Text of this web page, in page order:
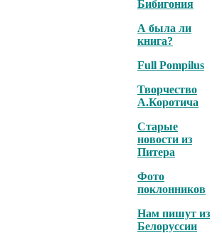
Бибигония
А была ли
книга?
Full Pompilus
Творчество
А.Коротича
Старые
новости из
Питера
Фото
поклонников
Нам пишут из
Белоруссии